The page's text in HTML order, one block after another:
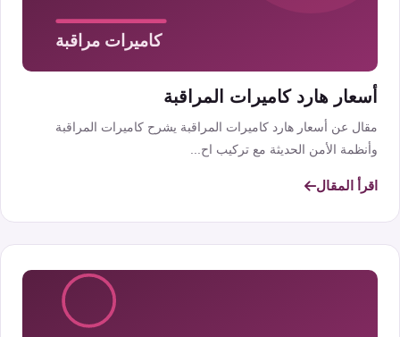
أسعار هارد كاميرات المراقبة
مقال عن أسعار هارد كاميرات المراقبة يشرح كاميرات المراقبة
وأنظمة الأمن الحديثة مع تركيب اح...
اقرأ المقال